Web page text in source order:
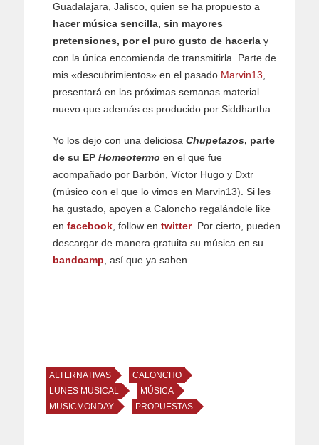
Guadalajara, Jalisco, quien se ha propuesto a
hacer música sencilla, sin mayores
pretensiones, por el puro gusto de hacerla y
con la única encomienda de transmitirla. Parte de
mis «descubrimientos» en el pasado Marvin13
presentará en las próximas semanas material
nuevo que además es producido por Siddhartha.
Yo los dejo con una deliciosa Chupetazos, parte
de su EP Homeotermo en el que fue
acompañado por Barbón, Víctor Hugo y Dxtr
(músico con el que lo vimos en Marvin13). Si les
ha gustado, apoyen a Caloncho regalándole like
en facebook , follow en twitter. Por cierto, pueden
descargar de manera gratuita su música en su
bandcamp , así que ya saben.
ALTERNATIVAS
CALONCHO
LUNES MUSICAL
MÚSICA
MUSICMONDAY
PROPUESTAS